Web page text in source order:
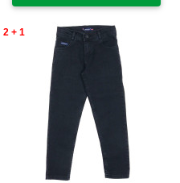
2 + 1